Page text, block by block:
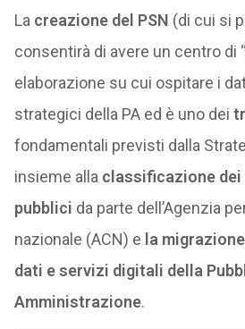
La creazione del PSN (di cui si
consentirà di avere un centro di
elaborazione su cui ospitare i
strategici della PA ed è uno dei
fondamentali previsti dalla
insieme alla classificazione dei
pubblici da parte dell’Agenzia
nazionale (ACN) e la
dati e servizi digitali della
Amministrazione.